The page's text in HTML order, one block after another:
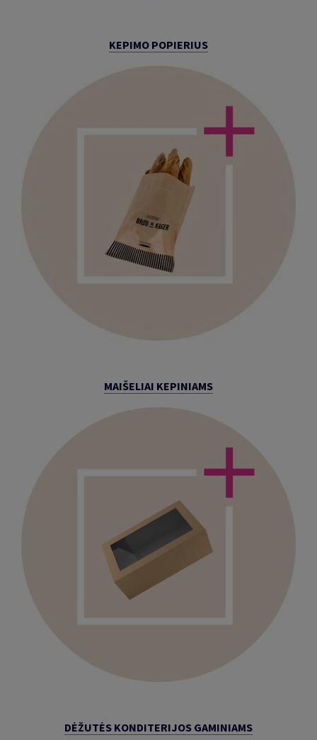
KEPIMO POPIERIUS
MAIŠELIAI KEPINIAMS
DĖŽUTĖS KONDITERIJOS GAMINIAMS